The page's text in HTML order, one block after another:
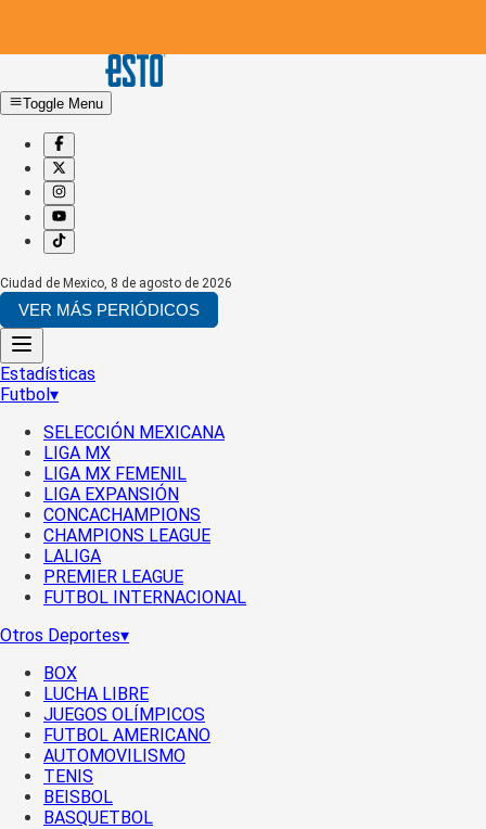
Toggle Menu
Ciudad de Mexico, 8 de agosto de 2026
VER MÁS PERIÓDICOS
Estadísticas
Futbol▾
SELECCIÓN MEXICANA
LIGA MX
LIGA MX FEMENIL
LIGA EXPANSIÓN
CONCACHAMPIONS
CHAMPIONS LEAGUE
LALIGA
PREMIER LEAGUE
FUTBOL INTERNACIONAL
Otros Deportes▾
BOX
LUCHA LIBRE
JUEGOS OLÍMPICOS
FUTBOL AMERICANO
AUTOMOVILISMO
TENIS
BEISBOL
BASQUETBOL